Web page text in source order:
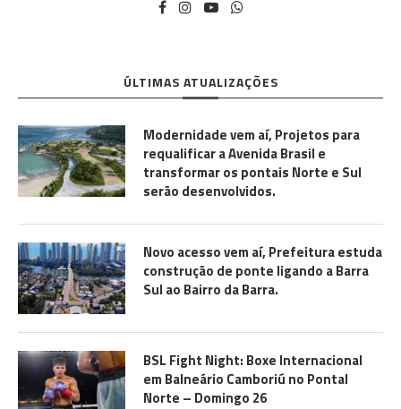
ÚLTIMAS ATUALIZAÇÕES
Modernidade vem aí, Projetos para
requalificar a Avenida Brasil e
transformar os pontais Norte e Sul
serão desenvolvidos.
Novo acesso vem aí, Prefeitura estuda
construção de ponte ligando a Barra
Sul ao Bairro da Barra.
BSL Fight Night: Boxe Internacional
em Balneário Camboriú no Pontal
Norte – Domingo 26